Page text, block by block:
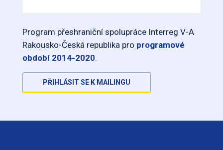
Program přeshraniční spolupráce Interreg V-A
Rakousko-Česká republika pro programové
období 2014-2020.
PŘIHLÁSIT SE K MAILINGU